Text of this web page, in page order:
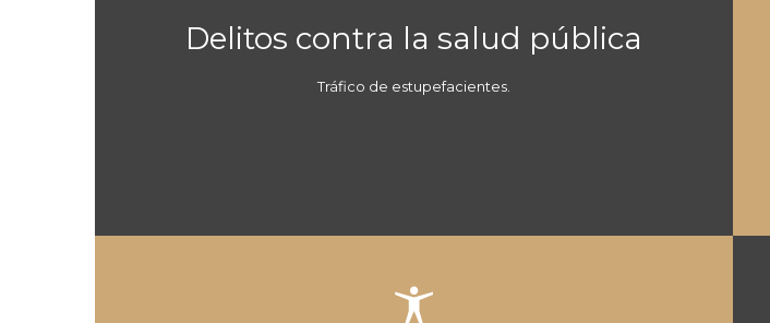
Delitos contra la salud pública
Tráfico de estupefacientes.
